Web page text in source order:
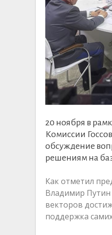
20 ноября в
Комиссии
обсуждение
решениям на
Как отметил
Владимир Путин
векторов
поддержка